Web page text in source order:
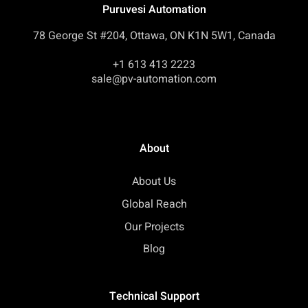
Puruvesi Automation
78 George St #204, Ottawa, ON K1N 5W1, Canada
+1 613 413 2223
sale@pv-automation.com
About
About Us
Global Reach
Our Projects
Blog
Technical Support